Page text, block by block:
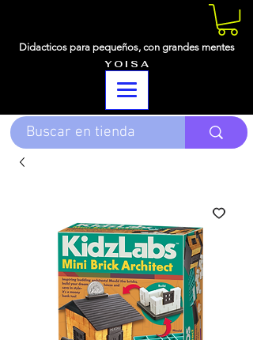
Didacticos para pequeños, con grandes mentes
Y O I S A